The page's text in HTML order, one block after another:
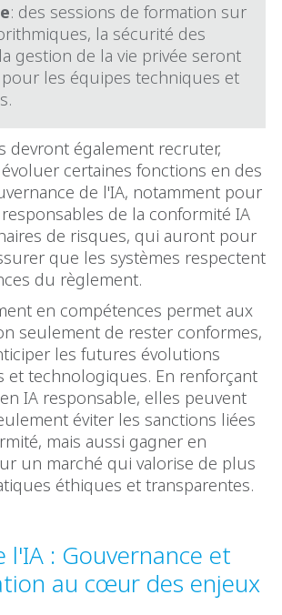
: des sessions de formation sur
la sécurité des
gestion de la vie privée seront
les équipes techniques et
devront également recruter,
certaines fonctions en des
de l'IA, notamment pour
de la conformité IA
de risques, qui auront pour
que les systèmes respectent
du règlement.
en compétences permet aux
seulement de rester conformes,
les futures évolutions
et technologiques. En renforçant
IA responsable, elles peuvent
éviter les sanctions liées
mais aussi gagner en
un marché qui valorise de plus
éthiques et transparentes.
l'IA : Gouvernance et
au cœur des enjeux